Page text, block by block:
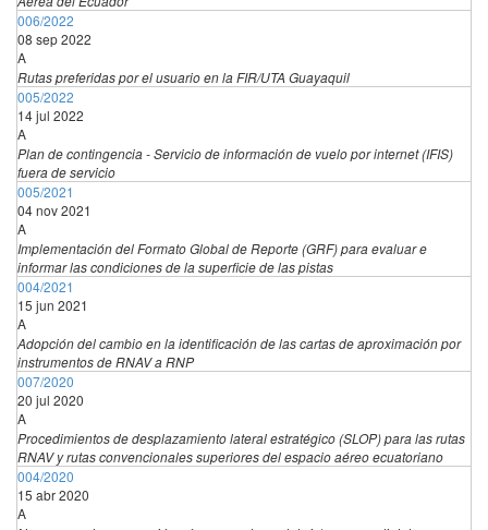
006/2022
08 sep 2022
A
Rutas preferidas por el usuario en la FIR/UTA Guayaquil
005/2022
14 jul 2022
A
Plan de contingencia - Servicio de información de vuelo por internet (IFIS)
fuera de servicio
005/2021
04 nov 2021
A
Implementación del Formato Global de Reporte (GRF) para evaluar e
informar las condiciones de la superficie de las pistas
004/2021
15 jun 2021
A
Adopción del cambio en la identificación de las cartas de aproximación por
instrumentos de RNAV a RNP
007/2020
20 jul 2020
A
Procedimientos de desplazamiento lateral estratégico (SLOP) para las rutas
RNAV y rutas convencionales superiores del espacio aéreo ecuatoriano
004/2020
15 abr 2020
A